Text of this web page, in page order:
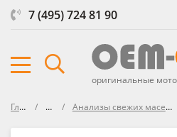
7 (495) 724 81 90
оригинальные
Главная ФорумАнализы свежих масел VOA (Virgin Oil Analysis)